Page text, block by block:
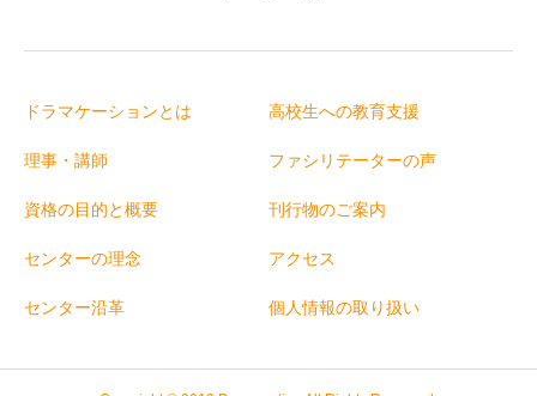
ドラマケーションとは
理事・講師
資格の目的と概要
センターの理念
センター沿革
高校生への教育支援
ファシリテーターの声
刊行物のご案内
アクセス
個人情報の取り扱い